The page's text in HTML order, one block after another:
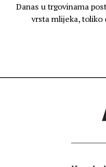
Danas u trgovinama
vrsta mlijeka, toliko